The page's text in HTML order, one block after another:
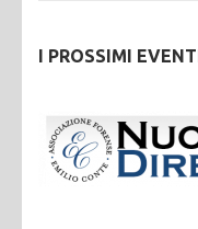
I PROSSIMI